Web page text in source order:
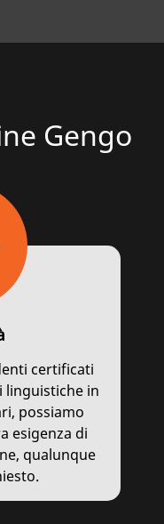
Gengo
certificati
linguistiche in
possiamo
esigenza di
qualunque